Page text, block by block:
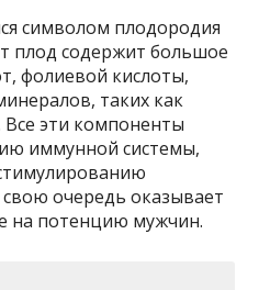
символом плодородия
плод содержит большое
фолиевой кислоты,
таких как
Все эти компоненты
иммунной системы,
очередь оказывает
на потенцию мужчин.